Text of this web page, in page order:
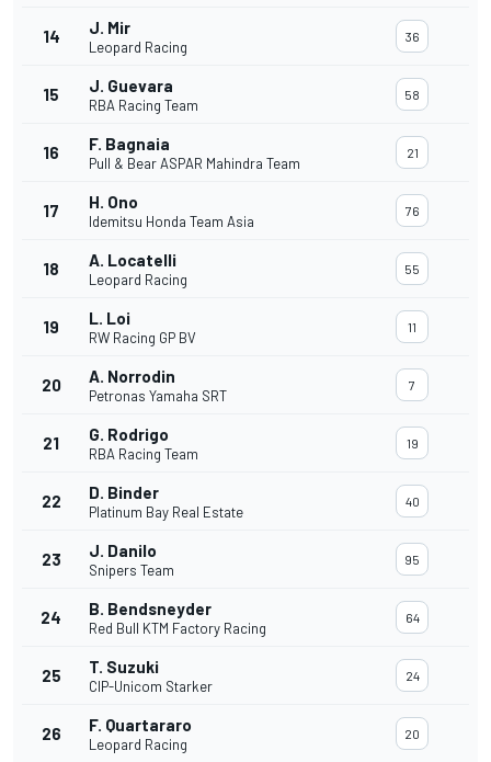
14 J. Mir
Leopard Racing
36
15 J. Guevara
RBA Racing Team
58
16 F. Bagnaia
Pull & Bear ASPAR Mahindra Team
21
17 H. Ono
Idemitsu Honda Team Asia
76
18 A. Locatelli
Leopard Racing
55
19 L. Loi
RW Racing GP BV
11
20 A. Norrodin
Petronas Yamaha SRT
7
21 G. Rodrigo
RBA Racing Team
19
22 D. Binder
Platinum Bay Real Estate
40
23 J. Danilo
Snipers Team
95
24 B. Bendsneyder
Red Bull KTM Factory Racing
64
25 T. Suzuki
CIP-Unicom Starker
24
26 F. Quartararo
Leopard Racing
20